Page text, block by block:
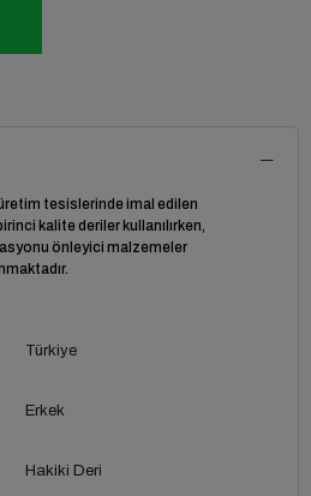
tesislerinde imal edilen
kalite deriler kullanılırken,
önleyici malzemeler
Türkiye
Erkek
Hakiki Deri